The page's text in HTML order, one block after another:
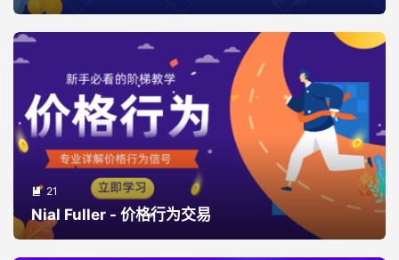
 21
Nial Fuller - 价格行为交易